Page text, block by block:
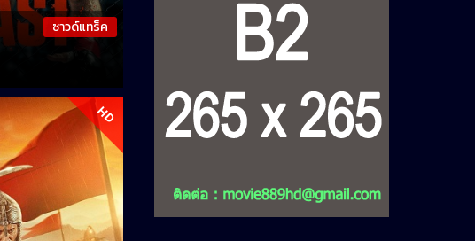
ซาวด์แทร็ค
HD